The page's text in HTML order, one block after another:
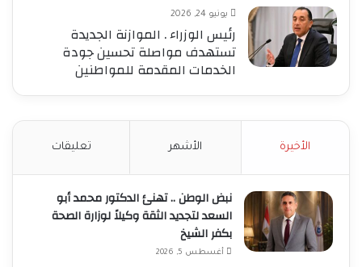
يونيو 24, 2026
رئيس الوزراء . الموازنة الجديدة
تستهدف مواصلة تحسين جودة
الخدمات المقدمة للمواطنين
الأخيرة الأشهر تعليقات
نبض الوطن .. تهنئ الدكتور محمد أبو
السعد لتجديد الثقة وكيلاً لوزارة الصحة
بكفر الشيخ
أغسطس 5, 2026